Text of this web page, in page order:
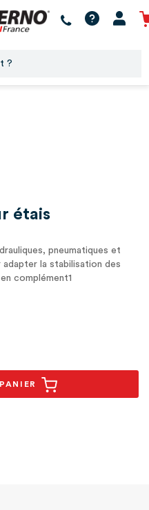
étais
pneumatiques et
adapter la stabilisation des
complément1